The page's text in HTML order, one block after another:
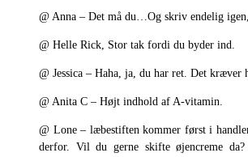
@ Anna – Det må du…Og skriv endelig
@ Helle Rick, Stor tak fordi du byder ind.
@ Jessica – Haha, ja, du har ret. Det kræver
@ Anita C – Højt indhold af A-vitamin.
@ Lone – læbestiften kommer først i
derfor. Vil du gerne skifte øjencreme